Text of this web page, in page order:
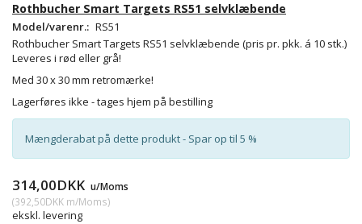
Rothbucher Smart Targets RS51 selvklæbende
Model/varenr.: RS51
Rothbucher Smart Targets RS51 selvklæbende (pris pr. pkk. á 10 stk.)
Leveres i rød eller grå!
Med 30 x 30 mm retromærke!
Lagerføres ikke - tages hjem på bestilling
Mængderabat på dette produkt - Spar op til 5 %
314,00DKK u/Moms
(392,50DKK m/Moms)
ekskl. levering